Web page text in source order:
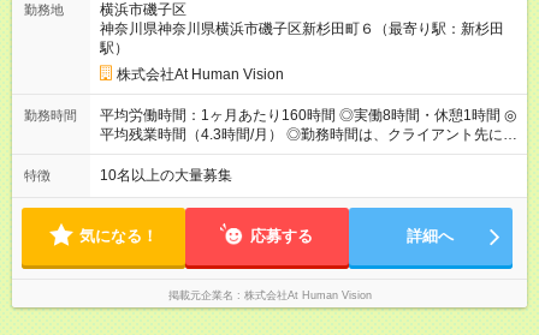
（固定残業代 24，000円） 賞与：年２回 （業績連動型） 昇
給：年２回（3月、9月) 試用期間：6ヶ月 ※上記額にはみなし残
業代（月15時間分）が含まれた 金額になります。超過分は追加
で全額支給。 【頑張りを給与・キャリアに還元します】 年に2
回⼈事評価があり等級が決まります。 等級に合わせた給与設定
のため、若い内からでも頑張り次第で給与アップが叶います。
⼀般職（20～31万円）→リーダー（⽉給26～36万円） →係⻑
～58万円） 【試用期間】試用期間あり 試用期間の長さ：6ヶ月
※ 雇用形態と給与に、本採用時と異なる部分があります。 雇用
形態：本採用時と同じです。 給与：月給 224,000円 ～ 330,000
円 上記額にはみなし残業代を含みます。※超過分は全額支給い
たします。 みなし残業代 24,000円 ～ 34,000円／月 みなし残業
時間 15時間／月
勤務地
横浜市磯子区
神奈川県神奈川県横浜市磯子区新杉田町６（最寄り駅：新杉田
駅）
株式会社At Human Vision
勤務時間
平均労働時間：1ヶ月あたり160時間 ◎実働8時間・休憩1時間 ◎
平均残業時間（4.3時間/月） ◎勤務時間は、クライアント先に
より異なります。 ※＜シフト例＞ 10:00～19:00／11:00～
20:00 平均労働時間：1ヶ月あたり160時間 ◎実働8時間・休憩1
先に より異なります。 ※＜シフト例＞ 10:00～19:00／11:00
～20:00
特徴 10名以上の大量募集
気になる！ 応募する 詳細へ
掲載元企業名 株式会社At Human Vision